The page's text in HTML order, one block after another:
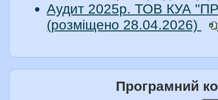
Аудит 2025р. ТОВ КУА
(розміщено 28.04.2026)
Програмний